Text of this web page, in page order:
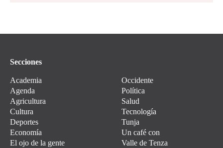
Secciones
Academia
Agenda
Agricultura
Cultura
Deportes
Economía
El ojo de la gente
Occidente
Política
Salud
Tecnología
Tunja
Un café con
Valle de Tenza